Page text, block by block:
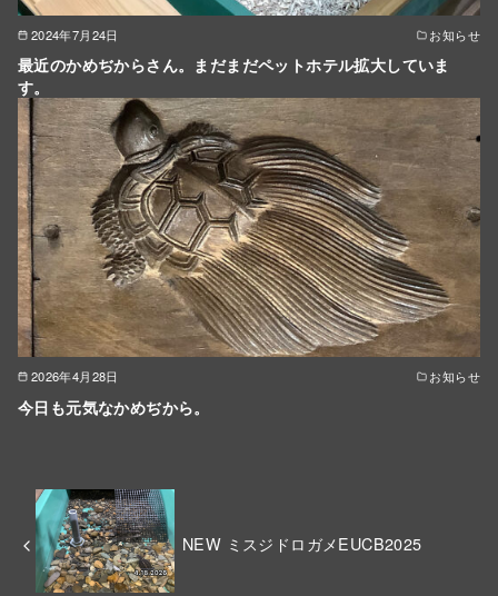
2024年7月24日 お知らせ
最近のかめぢからさん。まだまだペットホテル拡大していま
す。
2026年4月28日 お知らせ
今日も元気なかめぢから。
NEW ミスジドロガメEUCB2025